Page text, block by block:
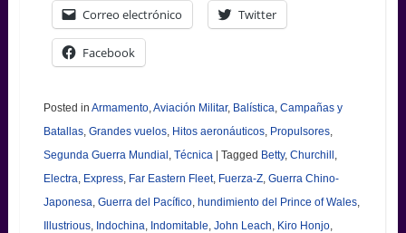
Correo electrónico Twitter
Facebook
Posted in Armamento,Aviación Militar, Balística, Campañas y
Batallas, Grandes vuelos, Hitos aeronáuticos, Propulsores,
Segunda Guerra Mundial , Técnica Tagged Betty, Churchill ,
Electra, Express, Far Eastern Fleet, Fuerza-Z, Guerra Chino-
Japonesa, Guerra del Pacífico, hundimiento del Prince of Wales,
Illustrious, Indochina, Indomitable, John Leach, Kiro Honjo,